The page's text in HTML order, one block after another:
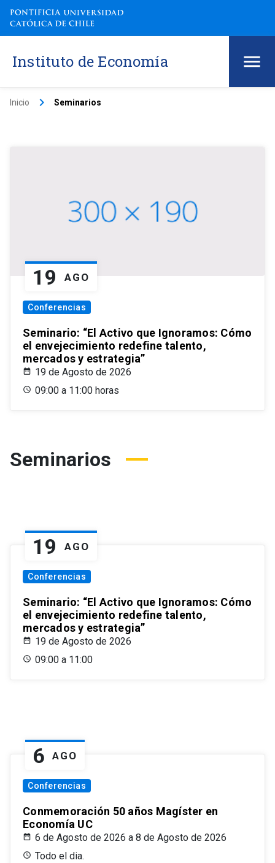
Instituto de Economía
Inicio keyboard_arrow_right Seminarios
19 AGO
Conferencias
Seminario: “El Activo que Ignoramos: Cómo
el envejecimiento redefine talento,
mercados y estrategia”
19 de Agosto de 2026
09:00 a 11:00 horas
Seminarios
19 AGO
Conferencias
Seminario: “El Activo que Ignoramos: Cómo
el envejecimiento redefine talento,
mercados y estrategia”
19 de Agosto de 2026
09:00 a 11:00
6 AGO
Conferencias
Conmemoración 50 años Magíster en
Economía UC
6 de Agosto de 2026 a 8 de Agosto de 2026
Todo el dia.